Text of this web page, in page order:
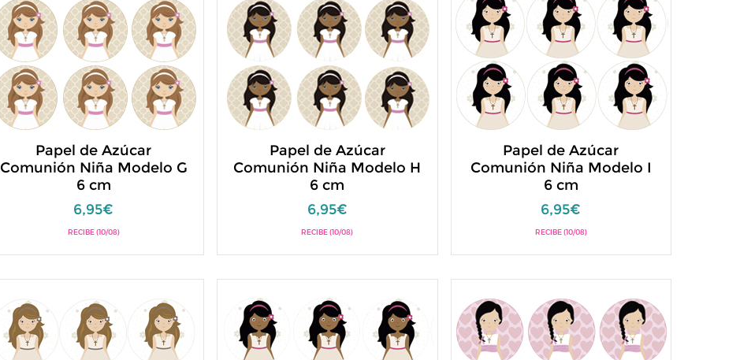
Papel de Azúcar
Comunión Niña Modelo G
6 cm
6,95€
RECIBE (10/08)
Papel de Azúcar
Comunión Niña Modelo H
6 cm
6,95€
RECIBE (10/08)
Papel de Azúcar
Comunión Niña Modelo I
6 cm
6,95€
RECIBE (10/08)